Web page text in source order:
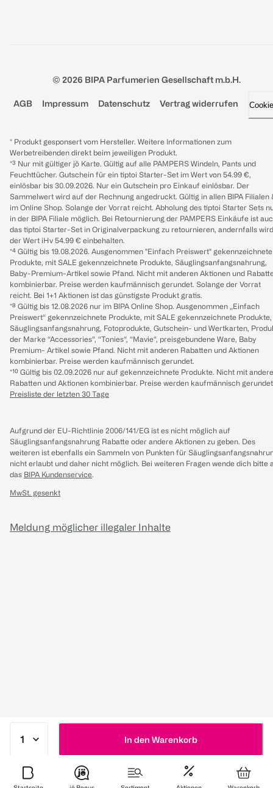
In den Warenkorb
© 2026 BIPA Parfumerien Gesellschaft m.b.H.
AGB Impressum Datenschutz Vertrag widerrufen
* Produkt gesponsert vom Hersteller. Weitere Informationen zum
Werbetreibenden direkt beim jeweiligen Produkt.
*³ Nur mit gültiger jö Karte. Gültig auf alle PAMPERS Windeln, Pants und
Feuchttücher. Gutschein für ein tiptoi Starter-Set im Wert von 54.99 €,
einlösbar bis 30.09.2026. Nur ein Gutschein pro Einkauf einlösbar. Der
Sammelwert wird auf der Rechnung angedruckt. Gültig in allen BIPA Filialen
im Online Shop. Solange der Vorrat reicht. Abholung des tiptoi Starter Sets
in der BIPA Filiale möglich. Bei Retournierung der PAMPERS Einkäufe ist
das tiptoi Starter-Set in Originalverpackung zu retournieren, andernfalls wird
der Wert iHv 54.99 € einbehalten.
*⁴ Gültig bis 19.08.2026. Ausgenommen "Einfach Preiswert" gekennzeichnete
Produkte, mit SALE gekennzeichnete Produkte, Säuglingsanfangsnahrung,
Baby-Premium-Artikel sowie Pfand. Nicht mit anderen Aktionen und
kombinierbar. Preise werden kaufmännisch gerundet. Solange der Vorrat
reicht. Bei 1+1 Aktionen ist das günstigste Produkt gratis.
*⁸ Gültig bis 12.08.2026 nur im BIPA Online Shop. Ausgenommen „Einfach
Preiswert“ gekennzeichnete Produkte, mit SALE gekennzeichnete Produkte,
Säuglingsanfangsnahrung, Fotoprodukte, Gutschein- und Wertkarten,
der Marke “Accessories“, “Tonies“, “Mavie“, preisgebundene Ware, Baby
Premium- Artikel sowie Pfand. Nicht mit anderen Rabatten und Aktionen
kombinierbar. Preise werden kaufmännisch gerundet.
*¹⁰ Gültig bis 02.09.2026 nur auf gekennzeichnete Produkte. Nicht mit
Rabatten und Aktionen kombinierbar. Preise werden kaufmännisch
Preisliste der letzten 30 Tage
Aufgrund der EU-Richtlinie 2006/141/EG ist es nicht möglich auf
Säuglingsanfangsnahrung Rabatte oder andere Aktionen zu geben. Des
weiteren ist ebenfalls ein Sammeln von Punkten für
nicht erlaubt und daher nicht möglich. Bei weiteren Fragen wende dich bitte
das BIPA Kundenservice.
MwSt. gesenkt
Meldung möglicher illegaler Inhalte